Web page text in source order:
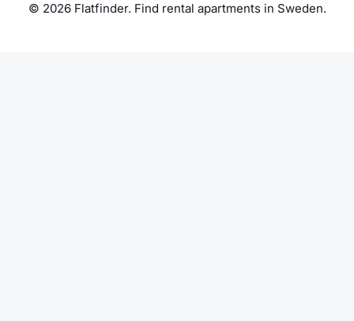
© 2026 Flatfinder. Find rental apartments in Sweden.